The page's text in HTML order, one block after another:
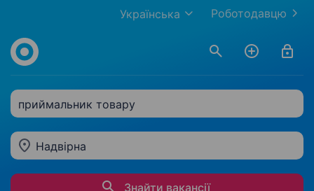
Роботодавцю
Українська
приймальник товару
Надвірна
Знайти вакансії